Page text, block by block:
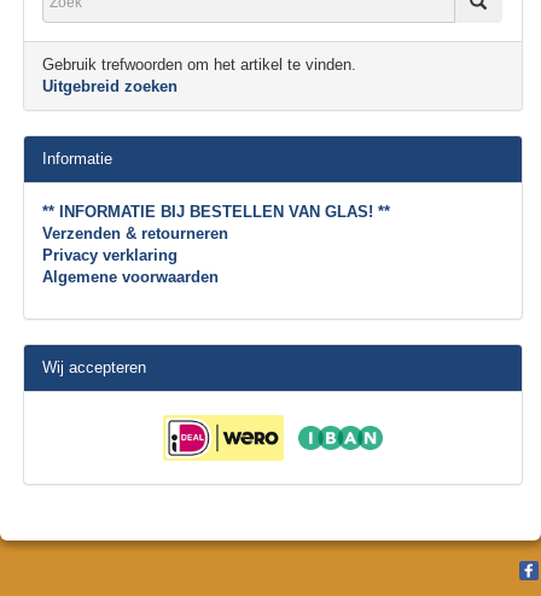
Gebruik trefwoorden om het artikel te vinden.
Uitgebreid zoeken
Informatie
** INFORMATIE BIJ BESTELLEN VAN GLAS! **
Verzenden & retourneren
Privacy verklaring
Algemene voorwaarden
Wij accepteren